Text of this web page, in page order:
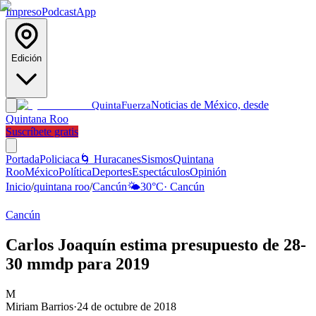
ImpresoPodcastApp
Edición
QuintaFuerzaNoticias de México, desde
Quintana Roo
Suscríbete gratis
PortadaPoliciaca 🌀 HuracanesSismosQuintana
RooMéxicoPolíticaDeportesEspectáculosOpinión
Inicio/quintana roo/Cancún🌤️30°C· Cancún
Cancún
Carlos Joaquín estima presupuesto de 28-
30 mmdp para 2019
M
Miriam Barrios·24 de octubre de 2018